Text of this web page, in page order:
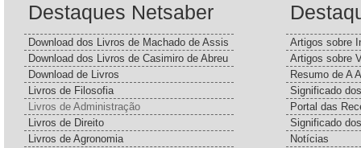
Destaques Netsaber
Download dos Livros de Machado de Assis
Download dos Livros de Casimiro de Abreu
Download de Livros
Livros de Filosofia
Livros de Administração
Livros de Direito
Livros de Agronomia
Artigos sobre
Artigos sobre
Resumo de A
Significado
Portal das
Significado
Notícias